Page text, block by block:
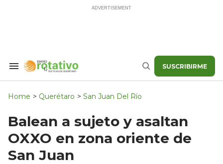
Search
Navigation
Buscar SUSCRIBIRME
Home > Querétaro > San Juan Del Río
Balean a sujeto y asaltan
OXXO en zona oriente de
San Juan